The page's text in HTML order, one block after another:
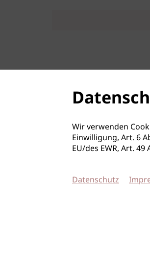
Wir verwenden
Einwilligung, Art. 6
EU/des EWR, Art. 49
Datenschutz